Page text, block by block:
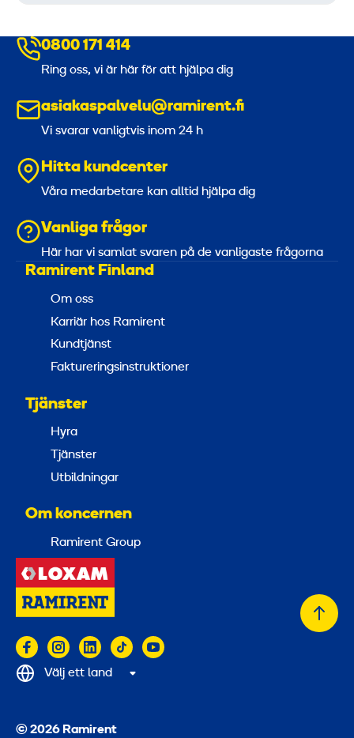
0800 171 414
Ring oss, vi är här för att hjälpa dig
asiakaspalvelu@ramirent.fi
Vi svarar vanligtvis inom 24 h
Hitta kundcenter
Våra medarbetare kan alltid hjälpa dig
Vanliga frågor
Här har vi samlat svaren på de vanligaste frågorna
Ramirent Finland
Om oss
Karriär hos Ramirent
Kundtjänst
Faktureringsinstruktioner
Tjänster
Hyra
Tjänster
Utbildningar
Om koncernen
Ramirent Group
© 2026 Ramirent
Välj ett land